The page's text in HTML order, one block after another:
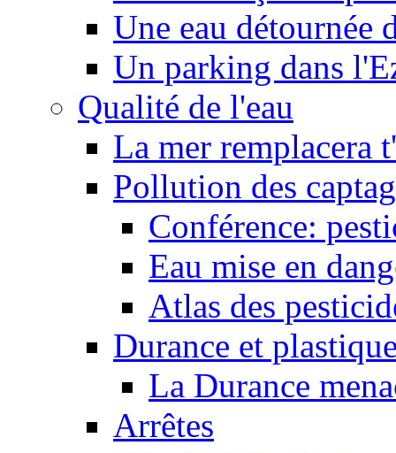
Une eau détournée
Un parking dans
Qualité de l'eau
La mer remplacera
Pollution des
Conférence:
Eau mise en
Atlas des
Durance et
La Durance
Arrêtes